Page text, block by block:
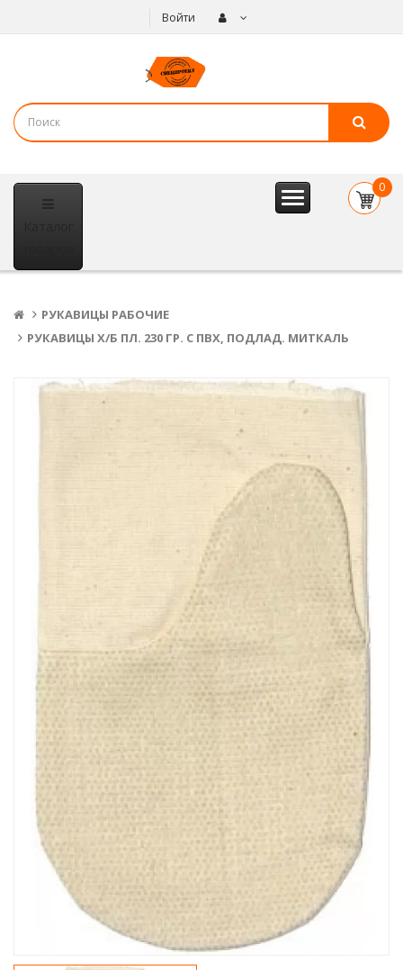
Войти
0
РУКАВИЦЫ РАБОЧИЕ
РУКАВИЦЫ Х/Б ПЛ. 230 ГР. С ПВХ, ПОДЛАД. МИТКАЛЬ